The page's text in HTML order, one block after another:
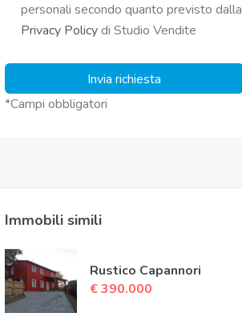
personali secondo quanto previsto dalla
Privacy Policydi Studio Vendite
Invia richiesta
*Campi obbligatori
Immobili simili
Rustico Capannori
€ 390.000